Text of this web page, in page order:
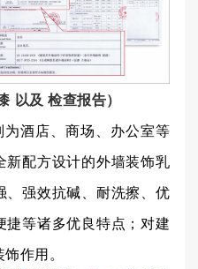
以及 检查报告）
为酒店、商场、办公室等
新配方设计的外墙装饰乳
、强效抗碱、耐洗擦、优
捷等诸多优良特点；对建
作用。